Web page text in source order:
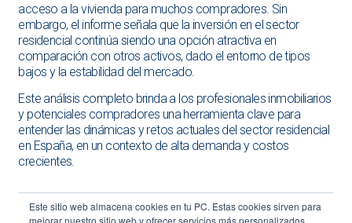
acceso a la vivienda para muchos compradores. Sin
embargo, el informe señala que la inversión en el sector
residencial continúa siendo una opción atractiva en
comparación con otros activos, dado el entorno de tipos
bajos y la estabilidad del mercado.
Este análisis completo brinda a los profesionales inmobiliarios
y potenciales compradores una herramienta clave para
entender las dinámicas y retos actuales del sector residencial
en España, en un contexto de alta demanda y costos
crecientes.